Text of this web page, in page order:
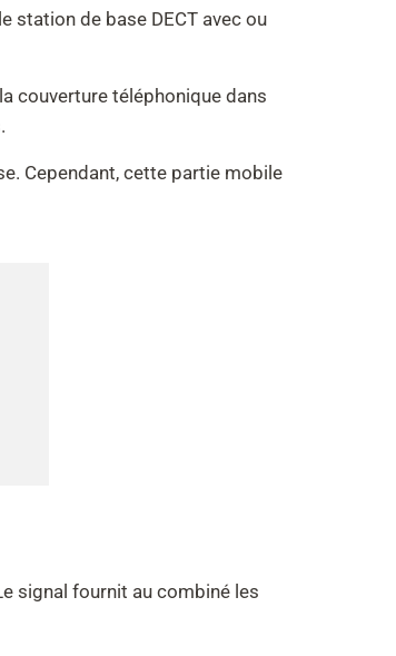
station de base DECT avec ou
couverture téléphonique dans
Cependant, cette partie mobile
signal fournit au combiné les